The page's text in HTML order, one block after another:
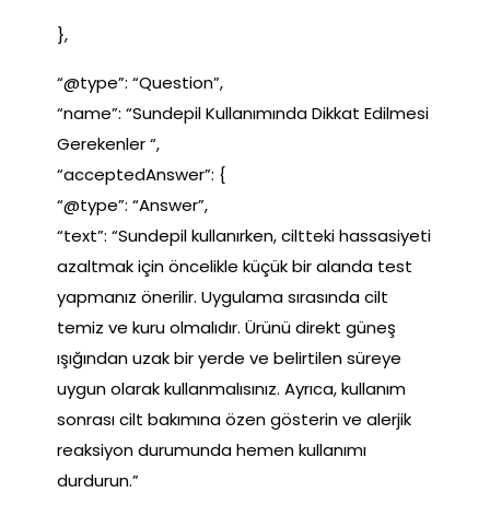
},
“@type”: “Question”,
“name”: “Sundepil Kullanımında Dikkat Edilmesi
Gerekenler “,
“acceptedAnswer”: {
“@type”: “Answer”,
“text”: “Sundepil kullanırken, ciltteki hassasiyeti
azaltmak için öncelikle küçük bir alanda test
yapmanız önerilir. Uygulama sırasında cilt
temiz ve kuru olmalıdır. Ürünü direkt güneş
ışığından uzak bir yerde ve belirtilen süreye
uygun olarak kullanmalısınız. Ayrıca, kullanım
sonrası cilt bakımına özen gösterin ve alerjik
reaksiyon durumunda hemen kullanımı
durdurun.”